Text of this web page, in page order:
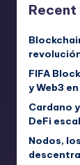
FIFA
y Web3
Cardano
DeFi
Nodos,